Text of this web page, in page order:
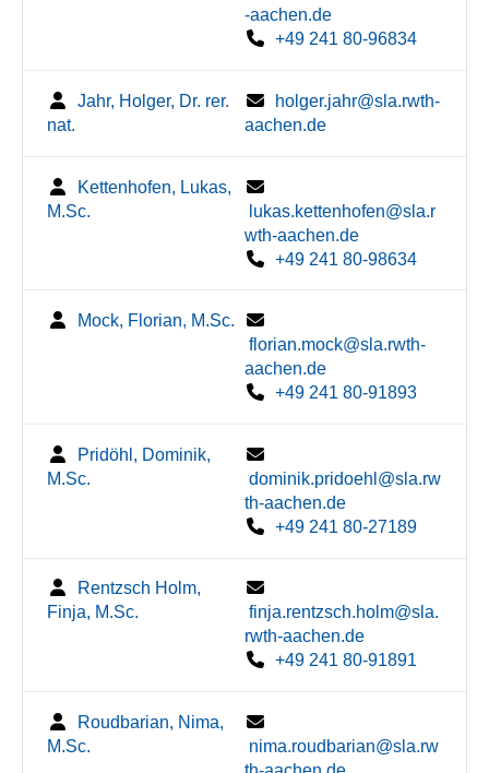
-aachen.de
+49 241 80-96834
Jahr, Holger, Dr. rer.
nat.
holger.jahr@sla.rwth-
aachen.de
Kettenhofen, Lukas,
M.Sc.
lukas.kettenhofen@sla.r
wth-aachen.de
+49 241 80-98634
Mock, Florian, M.Sc.
florian.mock@sla.rwth-
aachen.de
+49 241 80-91893
Pridöhl, Dominik,
M.Sc.
dominik.pridoehl@sla.rw
th-aachen.de
+49 241 80-27189
Rentzsch Holm,
Finja, M.Sc.
finja.rentzsch.holm@sla.
rwth-aachen.de
+49 241 80-91891
Roudbarian, Nima,
M.Sc.
nima.roudbarian@sla.rw